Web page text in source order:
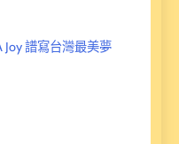
譜寫台灣最美夢